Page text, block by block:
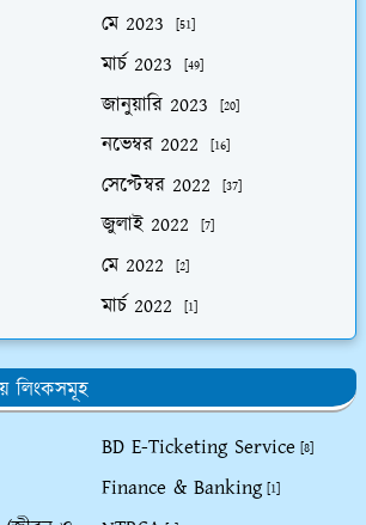
মে 2023 [51]
মার্চ 2023 [49]
জানুয়ারি 2023 [20]
নভেম্বর 2022 [16]
সেপ্টেম্বর 2022 [37]
জুলাই 2022 [7]
মে 2022 [2]
মার্চ 2022 [1]
লিংকসমূহ
BD E-Ticketing Service [8]
Finance & Banking [1]